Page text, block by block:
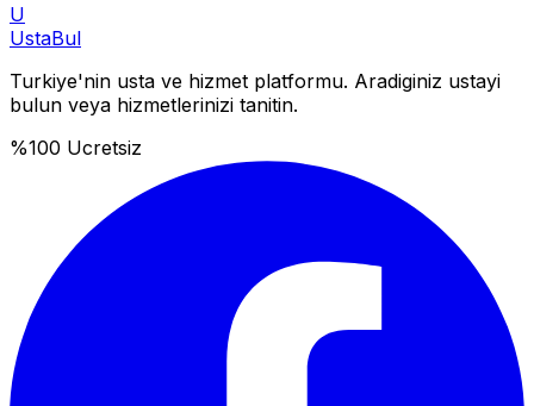
U
UstaBul
Turkiye'nin usta ve hizmet platformu. Aradiginiz ustayi
bulun veya hizmetlerinizi tanitin.
%100 Ucretsiz